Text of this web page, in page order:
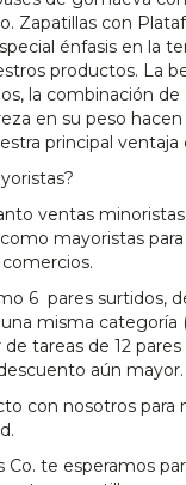
Zapatillas con
énfasis en la
productos. La
la combinación
en su peso
principal ventaja
ventas
mayoristas
6 pares surtidos,
misma categoría
de tareas de 12
aún mayor.
con nosotros para
Co. te esperamos